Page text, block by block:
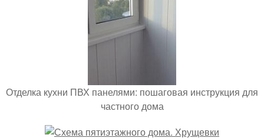
Отделка кухни ПВХ панелями: пошаговая инструкция для
частного дома